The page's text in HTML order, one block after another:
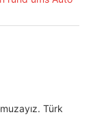
Türk